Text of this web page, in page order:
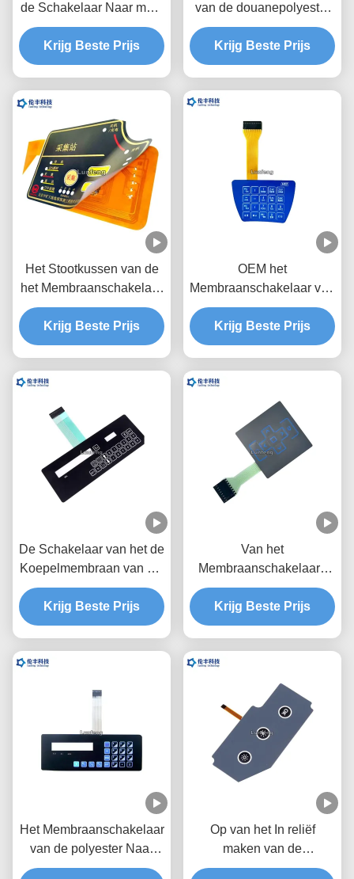
de Schakelaar Naar maat
gemaakte Steen van het
Membraantoetsenbord/Glanzende
Knopen
Krijg Beste Prijs
van de douanepolyester
het Membraanschakelaar,
de Koepelschakelaar van
het Twee Staarten
Krijg Beste Prijs
Het Stootkussen van de
het Membraanschakelaar
van de polyesterdouane
voor het Ontdekken van
Instrument
Krijg Beste Prijs
OEM het
Membraanschakelaar van
de Metaalkoepel, 1.0mm
de Koepel Tastbare
Schakelaar van het
Krijg Beste Prijs
De Schakelaar van het de
Koepelmembraan van het
Autotypef150 Metaal,
Toetsenbord van de
HUISDIEREN het
Krijg Beste Prijs
Van het
Membraanschakelaars
van de hoge Prestaties
het Waterdichte Douane
Materiaal van de het
Krijg Beste Prijs
Het Membraanschakelaar
van de polyester Naar
maat gemaakte Knoop
Op van het In reliëf
maken van de
Schakelaarspantone van